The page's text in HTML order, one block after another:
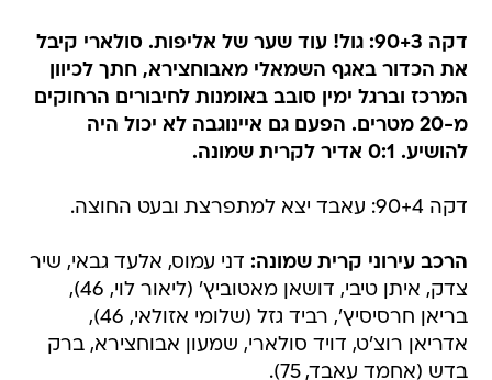
דקה 90+3: גול! עוד שער של אליפות. סולארי קיבל
את הכדור באגף השמאלי מאבוחצירא, חתך לכיוון
המרכז וברגל ימין סובב באומנות לחיבורים הרחוקים
מ-20 מטרים. הפעם גם איינוגבה לא יכול היה
להושיע. 0:1 אדיר לקרית שמונה.
דקה 90+4: עאבד יצא למתפרצת ובעט החוצה.
הרכב עירוני קרית שמונה: דני עמוס, אלעד גבאי, שיר
צדק, איתן טיבי, דושאן מאטוביץ' (ליאור לוי, 46),
בריאן חרסיסיץ', רביד גזל (שלומי אזולאי, 46),
אדריאן רוצ'ט, דויד סולארי, שמעון אבוחצירא, ברק
בדש (אחמד עאבד, 75).